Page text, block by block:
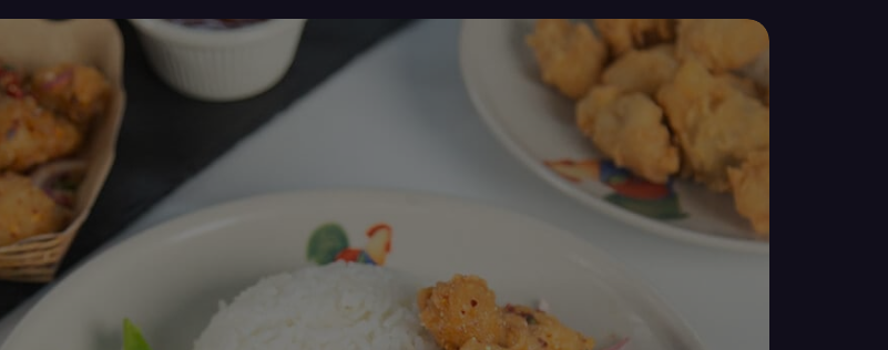
ให้
คะแนน
สำหรับ